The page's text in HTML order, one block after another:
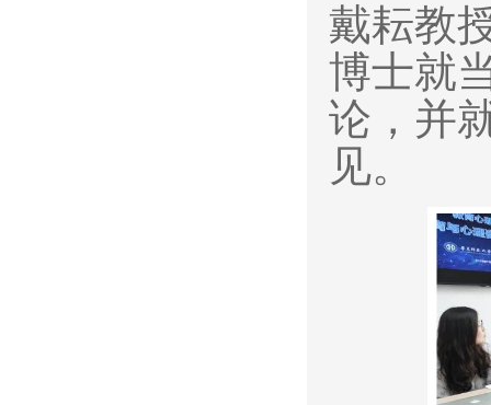
戴耘教
博士就
论 ，并
见。